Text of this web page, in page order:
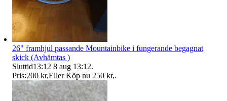
26" framhjul passande Mountainbike i fungerande begagnat
skick (Avhämtas )
Sluttid13:12 8 aug 13:12.
Pris:200 kr,Eller Köp nu 250 kr,.